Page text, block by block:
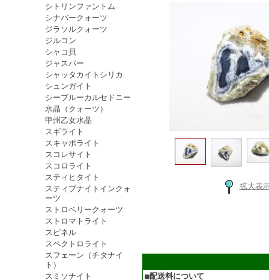
シトリンファントム
シナバークォーツ
ジラソルクォーツ
ジルコン
シャコ貝
ジャスパー
シャッタカイトシリカ
シュンガイト
シーブルーカルセドニー
水晶（クォーツ）
甲州乙女水晶
スギライト
スキャポライト
スコレサイト
スコロライト
スティヒタイト
スティブナイトインクォ
ーツ
ストロベリークォーツ
ストロマトライト
スピネル
スペクトロライト
スフェーン（チタナイ
ト）
スミソナイト
拡大表
■配送料について